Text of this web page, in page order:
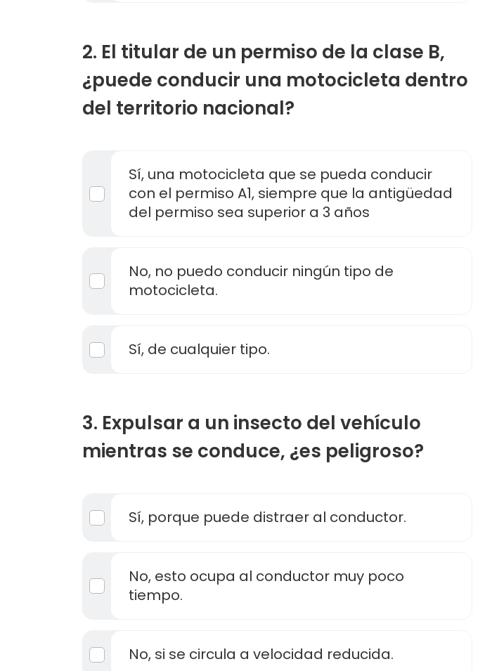
2. El titular de un permiso de la clase B,
¿puede conducir una motocicleta dentro
del territorio nacional?
Sí, una motocicleta que se pueda conducir
con el permiso A1, siempre que la antigüedad
del permiso sea superior a 3 años
No, no puedo conducir ningún tipo de
motocicleta.
Sí, de cualquier tipo.
3. Expulsar a un insecto del vehículo
mientras se conduce, ¿es peligroso?
Sí, porque puede distraer al conductor.
No, esto ocupa al conductor muy poco
tiempo.
No, si se circula a velocidad reducida.